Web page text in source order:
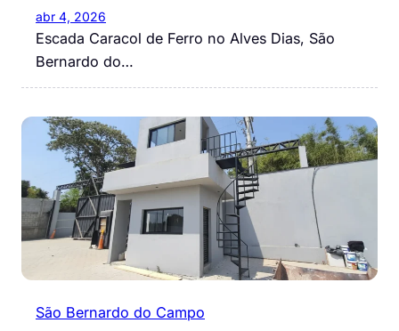
abr 4, 2026
Escada Caracol de Ferro no Alves Dias, São
Bernardo do…
São Bernardo do Campo